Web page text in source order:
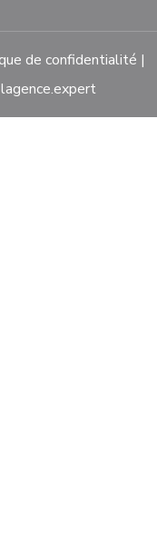
de confidentialité |
lagence.expert